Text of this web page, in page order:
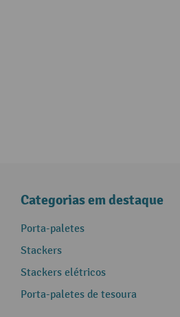
Categorias em destaque
Porta-paletes
Stackers
Stackers elétricos
Porta-paletes de tesoura